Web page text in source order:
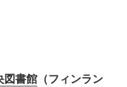
図書館 （フィンラン